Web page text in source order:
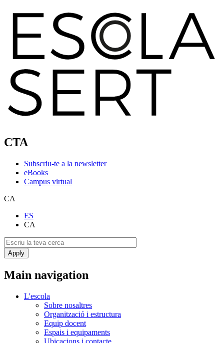
CTA
Subscriu-te a la newsletter
eBooks
Campus virtual
CA
ES
CA
Main navigation
L'escola
Sobre nosaltres
Organització i estructura
Equip docent
Espais i equipaments
Ubicacions i contacte